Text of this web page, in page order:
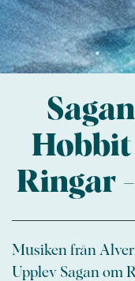
Ringar
Musiken från
Upplev Sagan om